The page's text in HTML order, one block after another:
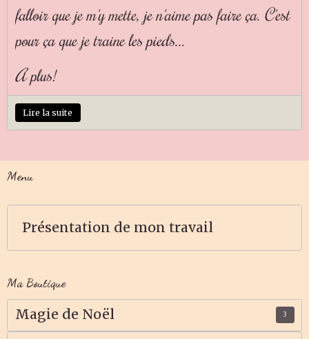
falloir que je m'y mette, je n'aime pas faire ça. C'est
pour ça que je traine les pieds...
A plus!
Lire la suite
Menu
Présentation de mon travail
Ma Boutique
Magie de Noël 3